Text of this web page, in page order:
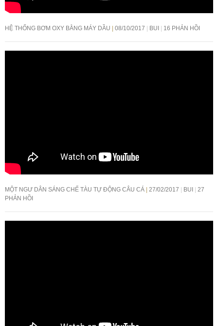
HỆ THỐNG BƠM OXY BẰNG MÁY DẦU 08/10/2017 BUI 16 PHẢN HỒI
MỘT NGƯ DÂN SÁNG CHẾ TÀU TỰ ĐỘNG CÂU CÁ 27/02/2017 BUI
27
PHẢN HỒI